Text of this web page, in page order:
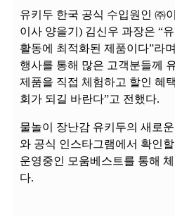
유키두 한국 공식 수입원인 ㈜
이사 양을기) 김신우 과장은 “
활동에 최적화된 제품이다”라
행사를 통해 많은 고객분들께
제품을 직접 체험하고 할인 혜
회가 되길 바란다”고 전했다.
물놀이 장난감 유키두의 새로
와 공식 인스타그램에서 확인
운영중인 모움베스트를 통해
다.